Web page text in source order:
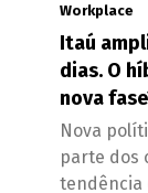
Workplace
Itaú
dias. O
nova
Nova
parte dos
tendência